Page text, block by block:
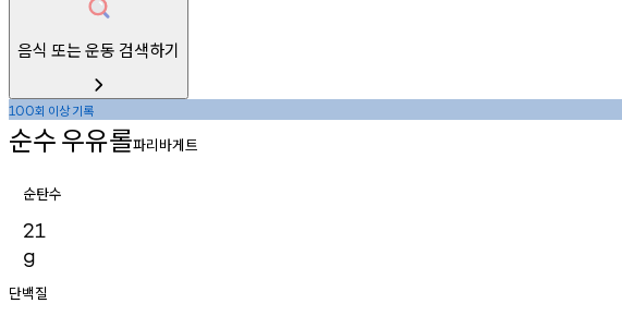
음식 또는 운동 검색하기
100회 이상기록
순수우유롤파리바게트
순탄수
21
g
단백질